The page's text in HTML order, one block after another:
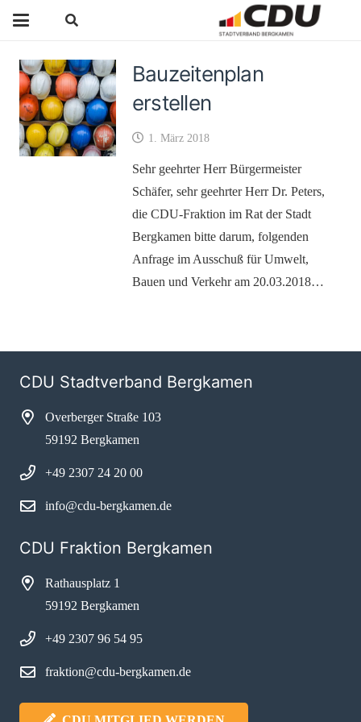
Bauzeitenplan
erstellen
1. März 2018
Sehr geehrter Herr Bürgermeister
Schäfer, sehr geehrter Herr Dr. Peters,
die CDU-Fraktion im Rat der Stadt
Bergkamen bitte darum, folgenden
Anfrage im Ausschuß für Umwelt,
Bauen und Verkehr am 20.03.2018…
CDU Stadtverband Bergkamen
Overberger Straße 103
59192 Bergkamen
+49 2307 24 20 00
info@cdu-bergkamen.de
CDU Fraktion Bergkamen
Rathausplatz 1
59192 Bergkamen
+49 2307 96 54 95
fraktion@cdu-bergkamen.de